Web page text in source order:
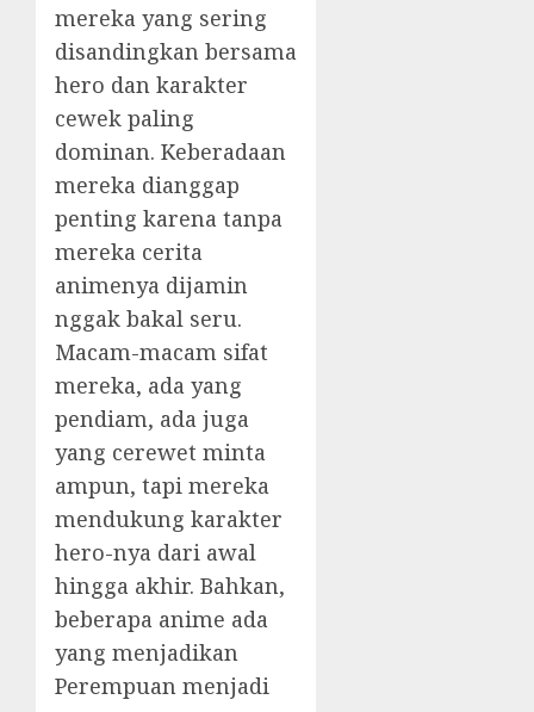
mereka yang sering
disandingkan bersama
hero dan karakter
cewek paling
dominan. Keberadaan
mereka dianggap
penting karena tanpa
mereka cerita
animenya dijamin
nggak bakal seru.
Macam-macam sifat
mereka, ada yang
pendiam, ada juga
yang cerewet minta
ampun, tapi mereka
mendukung karakter
hero-nya dari awal
hingga akhir. Bahkan,
beberapa anime ada
yang menjadikan
Perempuan menjadi